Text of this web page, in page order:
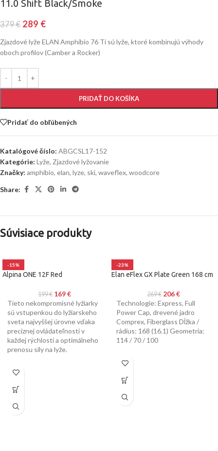
11.0 Shift Black/Smoke
379€ 289 €
Zjazdové lyže ELAN Amphibio 76 Ti sú lyže, ktoré kombinujú výhody
oboch profilov (Camber a Rocker)
PRIDAŤ DO KOŠÍKA
Pridať do obľúbených
Katalógové číslo: ABGCSL17-152
Kategórie: Lyže, Zjazdové lyžovanie
Značky: amphibio, elan, lyze, ski, waveflex, woodcore
Share:
Súvisiace produkty
-15%
Alpina ONE 12F Red
199€ 169€
Tieto nekompromisné lyžiarky
sú vstupenkou do lyžiarskeho
sveta najvyššej úrovne vďaka
precíznej ovládateľnosti v
každej rýchlosti a optimálneho
prenosu sily na lyže.
-23%
Elan eFlex GX Plate Green 168 cm
269€ 206€
Technologie: Express, Full
Power Cap, drevené jadro
Comprex, Fiberglass Dĺžka /
rádius: 168 (16.1) Geometria:
114 / 70 / 100